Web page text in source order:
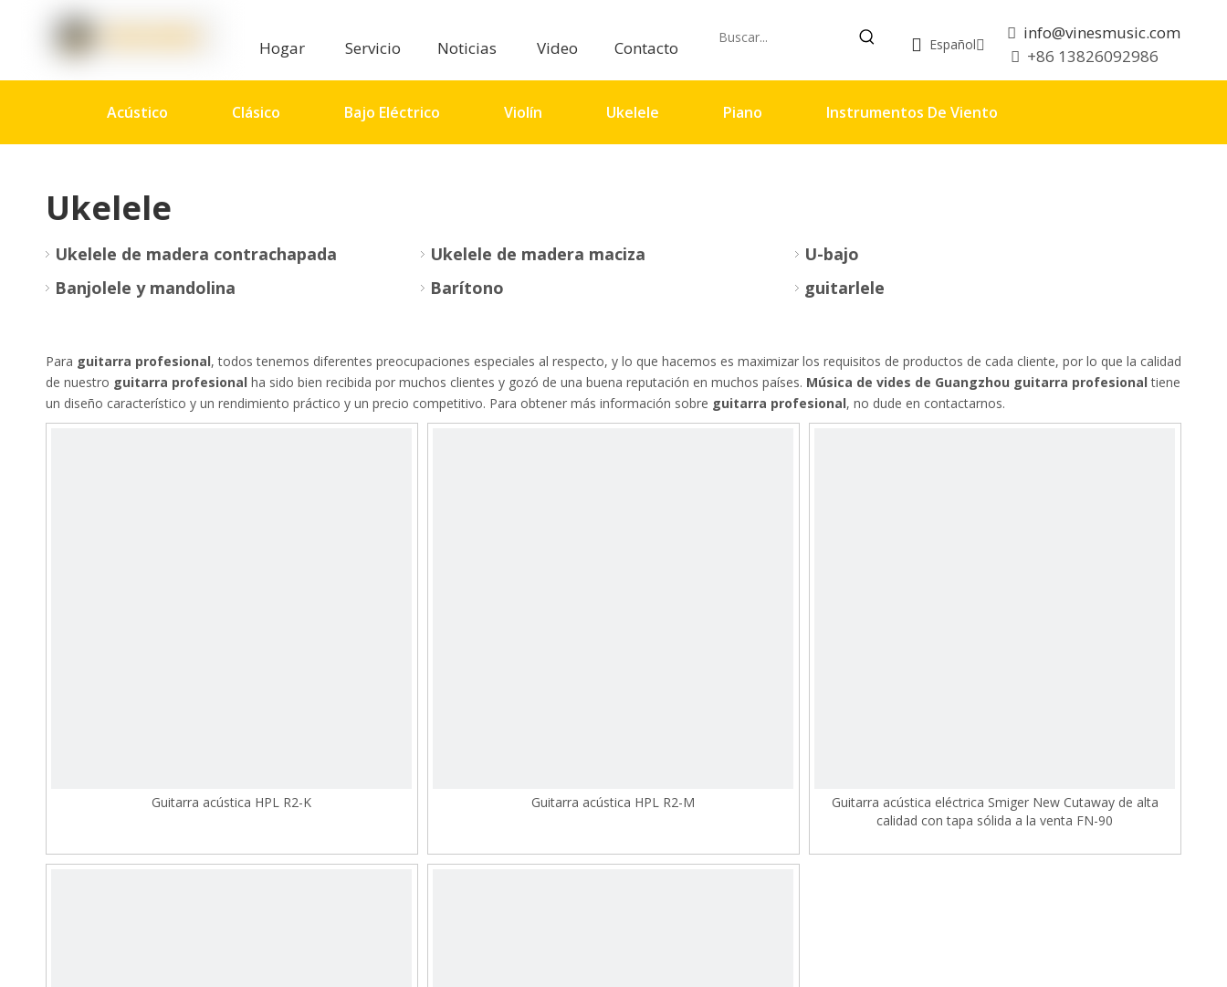
Hogar Servicio Noticias Video Contacto Español
 info@vinesmusic.com
 +86 13826092986
Acústico Clásico Bajo Eléctrico Violín Ukelele Piano Instrumentos De Viento
Ukelele
Ukelele de madera contrachapada Ukelele de madera maciza
U-bajo
Banjolele y mandolina
Barítono guitarlele
Para guitarra profesional, todos tenemos diferentes preocupaciones especiales al respecto, y lo que hacemos es maximizar los requisitos de productos de cada cliente, por lo que la calidad
de nuestro guitarra profesional ha sido bien recibida por muchos clientes y gozó de una buena reputación en muchos países. Música de vides de Guangzhou guitarra profesional tiene
un diseño característico y un rendimiento práctico y un precio competitivo. Para obtener más información sobre guitarra profesional, no dude en contactarnos.
Guitarra acústica HPL R2-K Guitarra acústica HPL R2-M
Guitarra acústica eléctrica Smiger New Cutaway de alta
calidad con tapa sólida a la venta FN-90